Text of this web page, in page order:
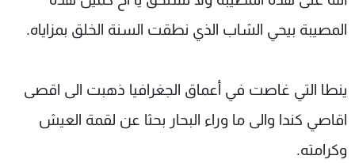
المصيبة بيحي الشاب الذي نطقت السنة الخلق بمزاياه.
ينطا التي غاصت في أعماق الجغرافيا ذهبت الى اقصى
اقاصي كندا والى ما وراء البحار بحثا عن لقمة العيش
وكرامته.